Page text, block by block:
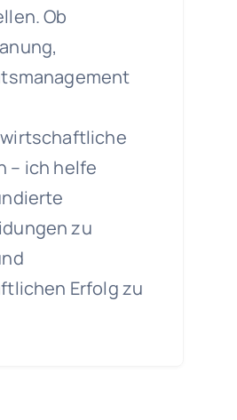
Ob
– ich helfe
zu
Erfolg zu